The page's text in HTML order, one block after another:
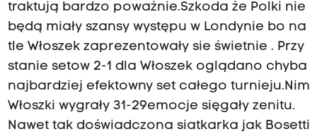
traktują bardzo poważnie.Szkoda że Polki nie
będą miały szansy występu w Londynie bo na
tle Włoszek zaprezentowały sie świetnie . Przy
stanie setow 2-1 dla Włoszek oglądano chyba
najbardziej efektowny set całego turnieju.Nim
Włoszki wygrały 31-29emocje sięgały zenitu.
Nawet tak doświadczona siatkarka jak Bosetti